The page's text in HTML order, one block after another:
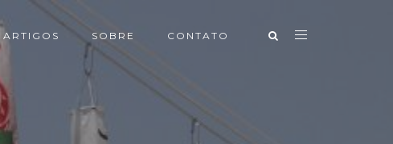
ARTIGOS SOBRE CONTATO